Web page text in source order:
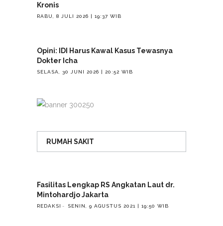
Kronis
RABU, 8 JULI 2026 | 19:37 WIB
Opini: IDI Harus Kawal Kasus Tewasnya
Dokter Icha
SELASA, 30 JUNI 2026 | 20:52 WIB
RUMAH SAKIT
Fasilitas Lengkap RS Angkatan Laut dr.
Mintohardjo Jakarta
REDAKSI SENIN, 9 AGUSTUS 2021 | 19:50 WIB